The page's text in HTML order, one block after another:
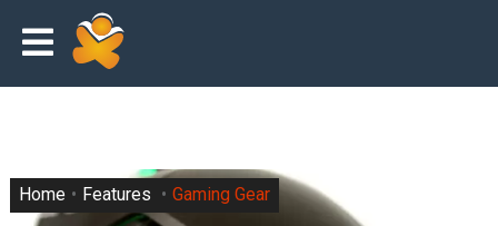
Home Features Gaming Gear